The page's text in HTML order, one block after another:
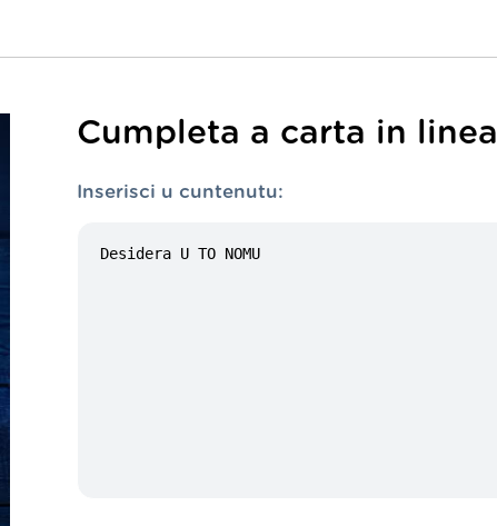
Cumpleta a carta in linea
Inserisci u cuntenutu: